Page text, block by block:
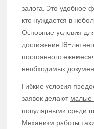
залога. Это удобное
кто нуждается в
Основные условия
достижение 18-
постоянного
необходимых
Гибкие условия
заявок делают малые
популярными среди
Механизм работы